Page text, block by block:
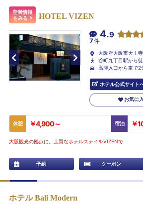
空満情報
をみる
HOTEL VIZEN
4.9
7件
大阪府大阪市天王
谷町九丁目駅から
高津入口から車で2
ホテル公式サイト
お気に
休憩 ￥4,900～ 宿泊 ￥
大阪観光の拠点に。上質なホテルステイをVIZENで
予約 クーポン
ホテル Bali Modern